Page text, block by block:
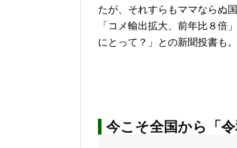
たが、それすらもママならぬ
「コメ輸出拡大、前年比８倍
にとって？」との新聞投書も。
今こそ全国から「